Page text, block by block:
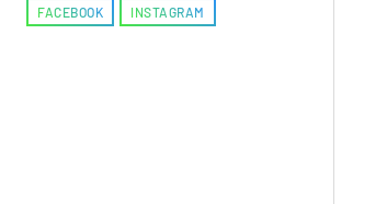
FACEBOOK INSTAGRAM